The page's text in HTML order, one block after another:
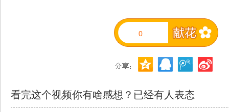
0
看完这个视频你有啥感想？已经有人表态